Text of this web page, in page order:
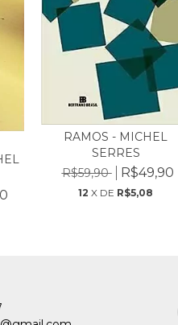
RAMOS - MICHEL
SERRES
R$59,90
R$49,90
12 X DE R$5,08